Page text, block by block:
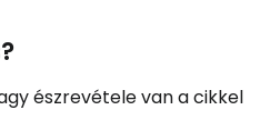
észrevétele van a cikkel